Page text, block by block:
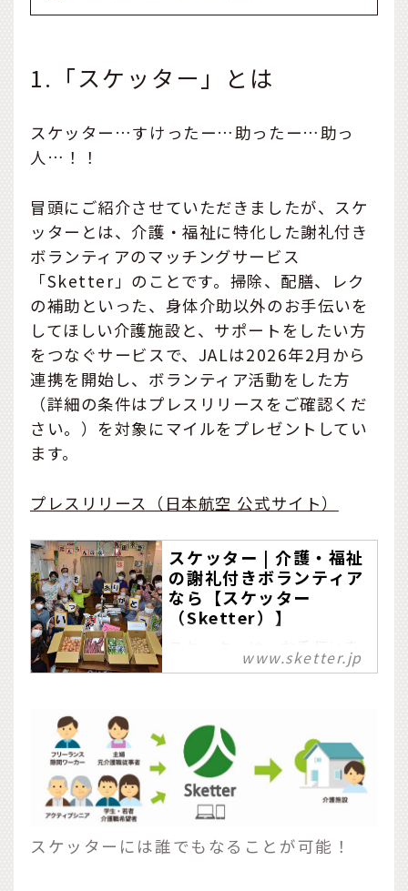
1.「スケッター」とは
スケッター…すけったー…助ったー…助っ
人…！！
冒頭にご紹介させていただきましたが、スケ
ッターとは、介護・福祉に特化した謝礼付き
ボランティアのマッチングサービス
「Sketter」のことです。掃除、配膳、レク
の補助といった、身体介助以外のお手伝いを
してほしい介護施設と、サポートをしたい方
をつなぐサービスで、JALは2026年2月から
連携を開始し、ボランティア活動をした方
（詳細の条件はプレスリリースをご確認くだ
さい。）を対象にマイルをプレゼントしてい
ます。
プレスリリース（日本航空 公式サイト）
スケッター | 介護・福祉
の謝礼付きボランティア
なら【スケッター
（Sketter）】
求めている介護施設と、サ
こには、誰もが気軽に参加
できる謝礼付きボランティ
アの募集を掲載していま
す。
www.sketter.jp
スケッターには誰でもなることが可能！